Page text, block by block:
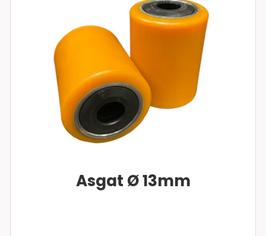
Asgat Ø 13mm